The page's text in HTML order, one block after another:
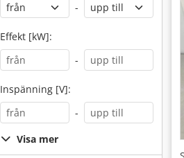
-
Effekt [kW]:
-
Inspänning [V]:
-
Visa mer